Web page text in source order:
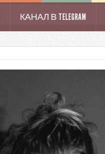
КАНАЛ В TELEGRAM